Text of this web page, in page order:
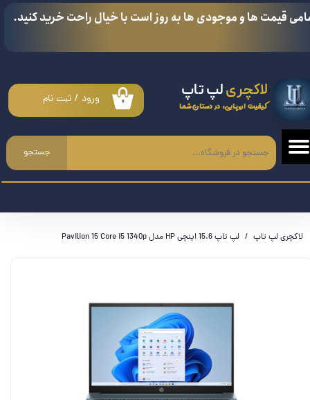
لاکچریلپ تاپ
کیفیت اروپایی، در دستان شما
جستجو
۰ ورود / ثبت نام
حساب کاربری من
سفارشات
خروج از حساب کاربری
قیمت ها و موجودی ها به روز است با خیال راحت خرید کنید.
لاکچری لپ تاپ لپ تاپ 15.6 اینچی HP مدل Pavilion 15 Core i5 1340p